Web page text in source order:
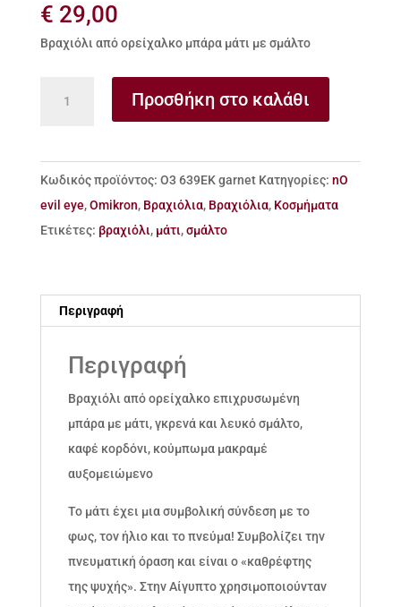
€ 29,00
Βραχιόλι από ορείχαλκο μπάρα μάτι με σμάλτο
μπάρα
μάτι
με
σμάλτο
Προσθήκη στο καλάθι
Κωδικός προϊόντος: Ο3 639ΕΚ garnet Κατηγορίες: nO
evil eye,Omikron, Βραχιόλια, Βραχιόλια, Κοσμήματα
Ετικέτες: βραχιόλι, μάτι,σμάλτο
Περιγραφή
Περιγραφή
Βραχιόλι από ορείχαλκο επιχρυσωμένη
μπάρα με μάτι, γκρενά και λευκό σμάλτο,
καφέ κορδόνι, κούμπωμα μακραμέ
αυξομειώμενο
Το μάτι έχει μια συμβολική σύνδεση με το
φως, τον ήλιο και το πνεύμα! Συμβολίζει την
πνευματική όραση και είναι ο «καθρέφτης
της ψυχής». Στην Αίγυπτο χρησιμοποιούνταν